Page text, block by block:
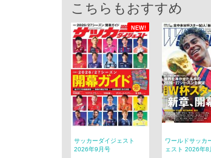
こちらもおすすめ
NEW!
サッカーダイジェスト
2026年9月号
ワールドサッカ
ェスト 2026年8